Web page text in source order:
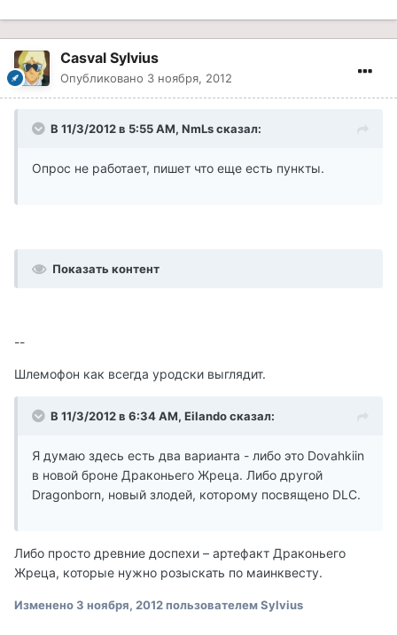
Casval Sylvius
Опубликовано 3 ноября, 2012
В 11/3/2012 в 5:55 AM, NmLs сказал:
Опрос не работает, пишет что еще есть пункты.
Показать контент
--
Шлемофон как всегда уродски выглядит.
В 11/3/2012 в 6:34 AM, Eilando сказал:
Я думаю здесь есть два варианта - либо это Dovahkiin
в новой броне Драконьего Жреца. Либо другой
Dragonborn, новый злодей, которому посвящено DLC.
Либо просто древние доспехи – артефакт Драконьего
Жреца, которые нужно розыскать по маинквесту.
Изменено3 ноября, 2012пользователем Sylvius